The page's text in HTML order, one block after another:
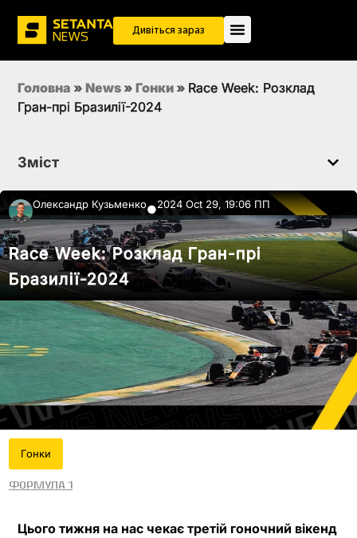
Дивіться зараз
Головна » News » Гонки » Race Week: Розклад
Гран-прі Бразилії-2024
Зміст
Олександр Кузьменко●2024 Oct 29, 19:06 ПП
Race Week: Розклад Гран-прі
Бразилії-2024
Гонки
Формула 1
Цього тижня на нас чекає третій гоночний вікенд